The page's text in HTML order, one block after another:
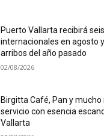
Puerto Vallarta recibirá
internacionales en agosto
arribos del año pasado
02/08/2026
Birgitta Café, Pan y mucho
servicio con esencia
Vallarta